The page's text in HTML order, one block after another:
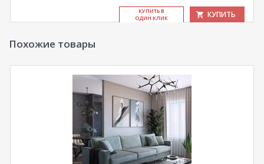
КУ­ПИТЬ В
ОДИН КЛИК
КУПИТЬ
Похожие товары